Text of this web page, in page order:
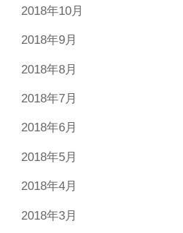
2018年10月
2018年9月
2018年8月
2018年7月
2018年6月
2018年5月
2018年4月
2018年3月